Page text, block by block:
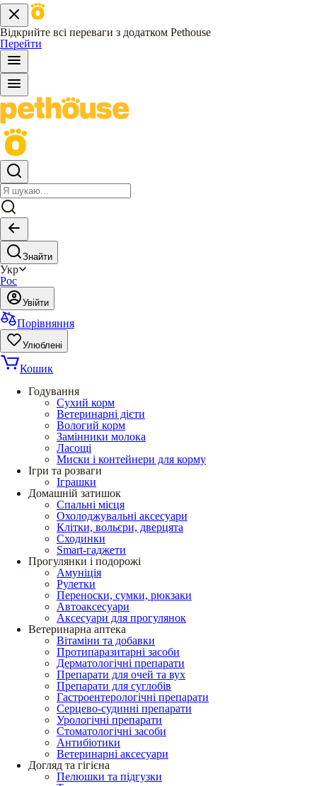
Відкрийте всі переваги з додатком Pethouse
Перейти
Знайти
Укр
Рос
Увійти
Порівняння
Улюблені
Кошик
Годування
Сухий корм
Ветеринарні дієти
Вологий корм
Замінники молока
Ласощі
Миски і контейнери для корму
Ігри та розваги
Іграшки
Домашній затишок
Спальні місця
Охолоджувальні аксесуари
Клітки, вольєри, дверцята
Сходинки
Smart-гаджети
Прогулянки і подорожі
Амуніція
Рулетки
Переноски, сумки, рюкзаки
Автоаксесуари
Аксесуари для прогулянок
Ветеринарна аптека
Вітаміни та добавки
Протипаразитарні засоби
Дерматологічні препарати
Препарати для очей та вух
Препарати для суглобів
Гастроентерологічні препарати
Серцево-судинні препарати
Урологічні препарати
Стоматологічні засоби
Антибіотики
Ветеринарні аксесуари
Догляд та гігієна
Пелюшки та підгузки